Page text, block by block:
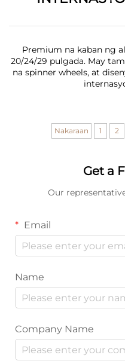
Premium na kaban ng
20/24/29 pulgada. May
na spinner wheels, at
Nakaraan 1 2
Get a
Our
Email
Name
Company Name